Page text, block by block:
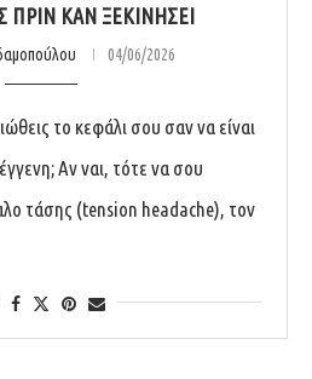
ΠΡΙΝ ΚΑΝ ΞΕΚΙΝΉΣΕΙ
04/06/2026
το κεφάλι σου σαν να είναι
Αν ναι, τότε να σου
τάσης (tension headache), τον